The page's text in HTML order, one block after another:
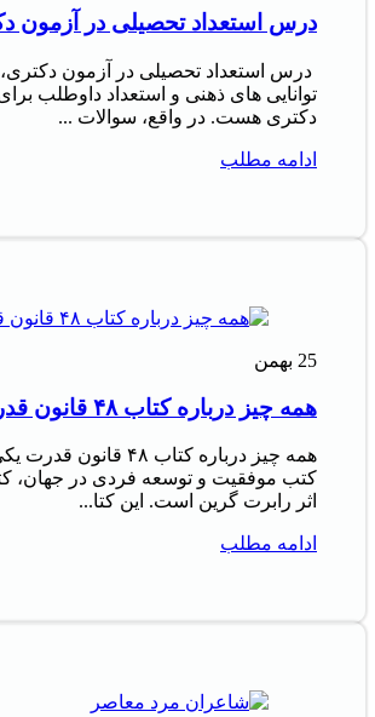
درس استعداد تحصیلی در آزمون
درس استعداد تحصیلی در آزمون
توانایی های ذهنی و استعداد داوطلب
دکتری هست. در واقع، سوالات ...
ادامه مطلب
25 بهمن
همه چیز درباره کتاب ۴۸ قانون قدرت
همه چیز درباره کتاب ۴۸
اثر رابرت گرین است. این کتا...
ادامه مطلب